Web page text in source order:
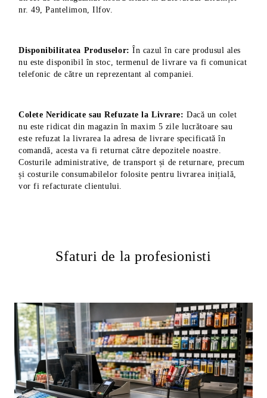
nr. 49, Pantelimon, Ilfov.
Disponibilitatea Produselor: În cazul în care produsul ales
nu este disponibil în stoc, termenul de livrare va fi comunicat
telefonic de către un reprezentant al companiei.
Colete Neridicate sau Refuzate la Livrare: Dacă un colet
nu este ridicat din magazin în maxim 5 zile lucrătoare sau
este refuzat la livrarea la adresa de livrare specificată în
comandă, acesta va fi returnat către depozitele noastre.
Costurile administrative, de transport și de returnare, precum
și costurile consumabilelor folosite pentru livrarea inițială,
vor fi refacturate clientului.
Sfaturi de la profesionisti